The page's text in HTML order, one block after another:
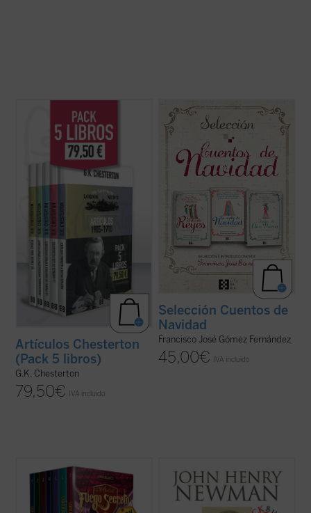
G.K. Chesterton fue uno de los escritores
más importantes del siglo XX. Publicó una
extensa colección de libros, ensayos y
artículos, poemas, obras de teatro, novelas
y cuentos que incluyen su famosa serie
sobre el padre Brown. Se consideraba, ...
Artículos Chesterton
(Pack 5 libros)
G.K. Chesterton
79,50€ IVA incluido
Aprovechando el lanzamiento de
Tardes de
Año Nuevo. Cuentos de Navidad III
decidimos publicar esta cuidadosa
selección a cargo de Francisco José
Gómez, que incluye los tres volúmenes
editados hasta la fecha. Una oportunidad
única para ...
(ver ficha)
Selección Cuentos de
Navidad
Francisco José Gómez Fernández
45,00€ IVA incluido
En esta primera temporada de El club del
Fuego Secreto conoceremos a David, un
chico inteligente y solitario, a su
inseparable y miedoso amigo Óscar, a la
pequeña y valiente Paula, y a Dany, una
clásico de la espiritualidad cristiana, se
encuentran las semillas de todos los
grandes temas que el nuevo santo
desarrollará durante su vida y obra. Este